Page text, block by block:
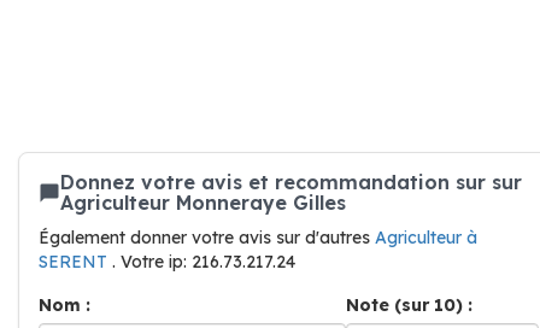
Donnez votre avis et recommandation sur sur
Agriculteur Monneraye Gilles
Également donner votre avis sur d'autres Agriculteur à
SERENT . Votre ip: 216.73.217.24
Nom :
Note (sur 10) :